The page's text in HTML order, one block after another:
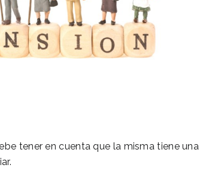
tener en cuenta que la misma tiene una